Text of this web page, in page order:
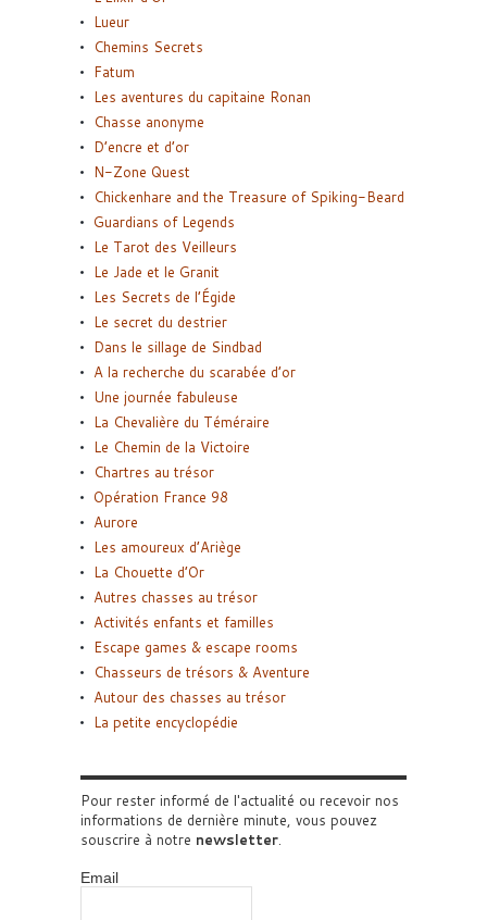
Lueur
Chemins Secrets
Fatum
Les aventures du capitaine Ronan
Chasse anonyme
D’encre et d’or
N-Zone Quest
Chickenhare and the Treasure of Spiking-Beard
Guardians of Legends
Le Tarot des Veilleurs
Le Jade et le Granit
Les Secrets de l’Égide
Le secret du destrier
Dans le sillage de Sindbad
A la recherche du scarabée d’or
Une journée fabuleuse
La Chevalière du Téméraire
Le Chemin de la Victoire
Chartres au trésor
Opération France 98
Aurore
Les amoureux d’Ariège
La Chouette d’Or
Autres chasses au trésor
Activités enfants et familles
Escape games & escape rooms
Chasseurs de trésors & Aventure
Autour des chasses au trésor
La petite encyclopédie
Pour rester informé de l'actualité ou recevoir nos
informations de dernière minute, vous pouvez
souscrire à notre newsletter.
Email